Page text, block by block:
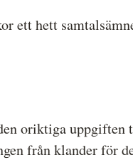
hett
oriktiga
från klander för